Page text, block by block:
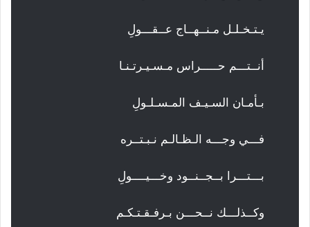
يـتـخـلـل مـنــهــاج عــقـــولِ
أنــتـــم حـــــراس مـسـيـرتـنـا
بـأمـان السـيـف المـسـلـولِ
فـــي وجـــه الـظـالـم نـبـتــره
بـــتـــرا بــجــنــود وخـــيــــولِ
وكــذلـــك نــحـــن بـرفـقـتـكـم